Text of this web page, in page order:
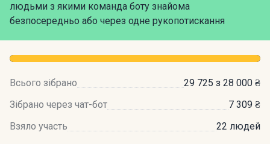
людьми з якими команда боту знайома
безпосередньо або через одне рукопотискання
Всього зібрано
29 725 з 28 000 ₴
Зібрано через чат-бот
7 309 ₴
Взяло участь
22 людей